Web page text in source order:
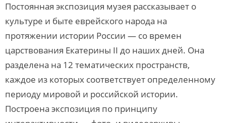
Постоянная экспозиция музея рассказывает о
культуре и быте еврейского народа на
протяжении истории России — со времен
царствования Екатерины II до наших дней. Она
разделена на 12 тематических пространств,
каждое из которых соответствует определенному
периоду мировой и российской истории.
Построена экспозиция по принципу